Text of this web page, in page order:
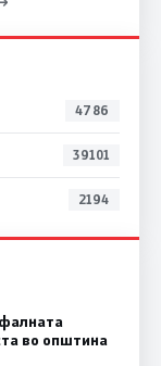
4786
39101
2194
во општина